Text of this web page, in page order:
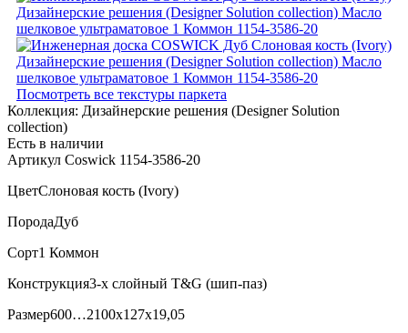
Посмотреть все текстуры паркета
Коллекция: Дизайнерские решения (Designer Solution
collection)
Есть в наличии
Артикул Coswick 1154-3586-20
ЦветСлоновая кость (Ivory)
ПородаДуб
Сорт1 Коммон
Конструкция3-х слойный T&G (шип-паз)
Размер600…2100x127x19,05